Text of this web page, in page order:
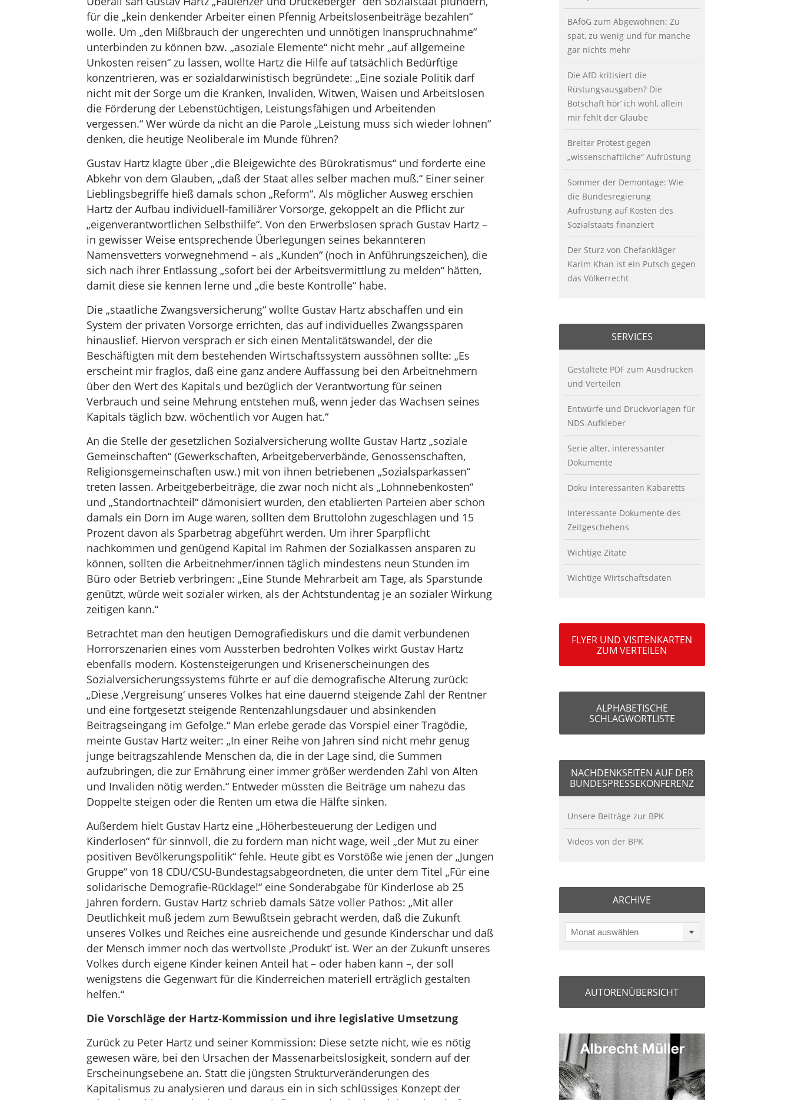
für die „kein denkender Arbeiter einen Pfennig Arbeitslosenbeiträge bezahlen“
wolle. Um „den Mißbrauch der ungerechten und unnötigen Inanspruchnahme“
unterbinden zu können bzw. „asoziale Elemente“ nicht mehr „auf allgemeine
Unkosten reisen“ zu lassen, wollte Hartz die Hilfe auf tatsächlich Bedürftige
konzentrieren, was er sozialdarwinistisch begründete: „Eine soziale Politik darf
nicht mit der Sorge um die Kranken, Invaliden, Witwen, Waisen und Arbeitslosen
die Förderung der Lebenstüchtigen, Leistungsfähigen und Arbeitenden
vergessen.“ Wer würde da nicht an die Parole „Leistung muss sich wieder lohnen“
denken, die heutige Neoliberale im Munde führen?
Gustav Hartz klagte über „die Bleigewichte des Bürokratismus“ und forderte eine
Abkehr von dem Glauben, „daß der Staat alles selber machen muß.“ Einer seiner
Lieblingsbegriffe hieß damals schon „Reform“. Als möglicher Ausweg erschien
Hartz der Aufbau individuell-familiärer Vorsorge, gekoppelt an die Pflicht zur
„eigenverantwortlichen Selbsthilfe“. Von den Erwerbslosen sprach Gustav Hartz –
in gewisser Weise entsprechende Überlegungen seines bekannteren
Namensvetters vorwegnehmend – als „Kunden“ (noch in Anführungszeichen), die
sich nach ihrer Entlassung „sofort bei der Arbeitsvermittlung zu melden“ hätten,
damit diese sie kennen lerne und „die beste Kontrolle“ habe.
Die „staatliche Zwangsversicherung“ wollte Gustav Hartz abschaffen und ein
System der privaten Vorsorge errichten, das auf individuelles Zwangssparen
hinauslief. Hiervon versprach er sich einen Mentalitätswandel, der die
Beschäftigten mit dem bestehenden Wirtschaftssystem aussöhnen sollte: „Es
erscheint mir fraglos, daß eine ganz andere Auffassung bei den Arbeitnehmern
über den Wert des Kapitals und bezüglich der Verantwortung für seinen
Verbrauch und seine Mehrung entstehen muß, wenn jeder das Wachsen seines
Kapitals täglich bzw. wöchentlich vor Augen hat.“
An die Stelle der gesetzlichen Sozialversicherung wollte Gustav Hartz „soziale
Gemeinschaften“ (Gewerkschaften, Arbeitgeberverbände, Genossenschaften,
Religionsgemeinschaften usw.) mit von ihnen betriebenen „Sozialsparkassen“
treten lassen. Arbeitgeberbeiträge, die zwar noch nicht als „Lohnnebenkosten“
und „Standortnachteil“ dämonisiert wurden, den etablierten Parteien aber schon
damals ein Dorn im Auge waren, sollten dem Bruttolohn zugeschlagen und 15
Prozent davon als Sparbetrag abgeführt werden. Um ihrer Sparpflicht
nachkommen und genügend Kapital im Rahmen der Sozialkassen ansparen zu
können, sollten die Arbeitnehmer/innen täglich mindestens neun Stunden im
Büro oder Betrieb verbringen: „Eine Stunde Mehrarbeit am Tage, als Sparstunde
genützt, würde weit sozialer wirken, als der Achtstundentag je an sozialer Wirkung
zeitigen kann.“
Betrachtet man den heutigen Demografiediskurs und die damit verbundenen
Horrorszenarien eines vom Aussterben bedrohten Volkes wirkt Gustav Hartz
ebenfalls modern. Kostensteigerungen und Krisenerscheinungen des
Sozialversicherungssystems führte er auf die demografische Alterung zurück:
„Diese ‚Vergreisung‘ unseres Volkes hat eine dauernd steigende Zahl der Rentner
und eine fortgesetzt steigende Rentenzahlungsdauer und absinkenden
Beitragseingang im Gefolge.“ Man erlebe gerade das Vorspiel einer Tragödie,
meinte Gustav Hartz weiter: „In einer Reihe von Jahren sind nicht mehr genug
junge beitragszahlende Menschen da, die in der Lage sind, die Summen
aufzubringen, die zur Ernährung einer immer größer werdenden Zahl von Alten
und Invaliden nötig werden.“ Entweder müssten die Beiträge um nahezu das
Doppelte steigen oder die Renten um etwa die Hälfte sinken.
Außerdem hielt Gustav Hartz eine „Höherbesteuerung der Ledigen und
Kinderlosen“ für sinnvoll, die zu fordern man nicht wage, weil „der Mut zu einer
positiven Bevölkerungspolitik“ fehle. Heute gibt es Vorstöße wie jenen der „Jungen
Gruppe“ von 18 CDU/CSU-Bundestagsabgeordneten, die unter dem Titel „Für eine
solidarische Demografie-Rücklage!“ eine Sonderabgabe für Kinderlose ab 25
Jahren fordern. Gustav Hartz schrieb damals Sätze voller Pathos: „Mit aller
Deutlichkeit muß jedem zum Bewußtsein gebracht werden, daß die Zukunft
unseres Volkes und Reiches eine ausreichende und gesunde Kinderschar und daß
der Mensch immer noch das wertvollste ‚Produkt‘ ist. Wer an der Zukunft unseres
Volkes durch eigene Kinder keinen Anteil hat – oder haben kann –, der soll
wenigstens die Gegenwart für die Kinderreichen materiell erträglich gestalten
helfen.“
Die Vorschläge der Hartz-Kommission und ihre legislative Umsetzung
Zurück zu Peter Hartz und seiner Kommission: Diese setzte nicht, wie es nötig
gewesen wäre, bei den Ursachen der Massenarbeitslosigkeit, sondern auf der
Erscheinungsebene an. Statt die jüngsten Strukturveränderungen des
Kapitalismus zu analysieren und daraus ein in sich schlüssiges Konzept der
BAföG zum Abgewöhnen: Zu
spät, zu wenig und für manche
gar nichts mehr
Die AfD kritisiert die
Rüstungsausgaben? Die
Botschaft hör’ ich wohl, allein
mir fehlt der Glaube
Breiter Protest gegen
„wissenschaftliche“ Aufrüstung
Sommer der Demontage: Wie
die Bundesregierung
Aufrüstung auf Kosten des
Sozialstaats finanziert
Der Sturz von Chefankläger
Karim Khan ist ein Putsch gegen
das Völkerrecht
SERVICES
Gestaltete PDF zum Ausdrucken
und Verteilen
Entwürfe und Druckvorlagen für
NDS-Aufkleber
Serie alter, interessanter
Dokumente
Doku interessanten Kabaretts
Interessante Dokumente des
Zeitgeschehens
Wichtige Zitate
Wichtige Wirtschaftsdaten
FLYER UND VISITENKARTEN
ZUM VERTEILEN
ALPHABETISCHE
SCHLAGWORTLISTE
NACHDENKSEITEN AUF DER
BUNDESPRESSEKONFERENZ
Unsere Beiträge zur BPK
Videos von der BPK
ARCHIVE
Monat auswählen
AUTORENÜBERSICHT